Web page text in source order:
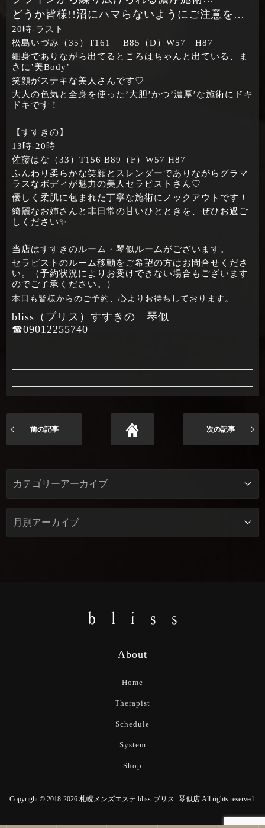
どうか皆様!!沼にハマらないようにご注意を…
20時‐ラスト
松島いづみ（35）T161 B85（D）W57 H87
細身でありながら出てるところはちゃんと出ている、ま
さに’美Body’
笑顔がステキな美人さんです♡
大人の色気と全身を使った’大胆’かつ’濃厚’な施術にドキ
ドキです！
【すすきの】
13時‐20時
佐藤はな（33）T156 B89（F）W57 H87
ふんわり柔らかな笑顔とスレンダーでありながらグラマ
ラスなボディが魅力の美人セラピストさん♡
優しく柔肌に包まれた丁寧な施術にノックアウトです！
綺麗なお姉さんと非日常の甘いひとときを、ぜひお過ご
しください✨
当店はすすきのルーム・琴似ルームがございます。
セラピストのルーム移動をご希望の方はお問合せくださ
い。（予約状況によりお受けできない場合もございます
のでご了承ください。）
本日も皆様からのご予約、心よりお待ちしております。
bliss（ブリス）すすきの 琴似
☎09012255740
前の記事 次の記事
About
Home
Therapist
Schedule
System
Shop
Copyright © 2018-2026 札幌メンズエステ bliss-ブリス- 琴似店 All rights reserved.